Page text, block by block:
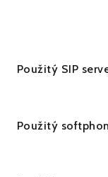
Použitý SIP
Použitý